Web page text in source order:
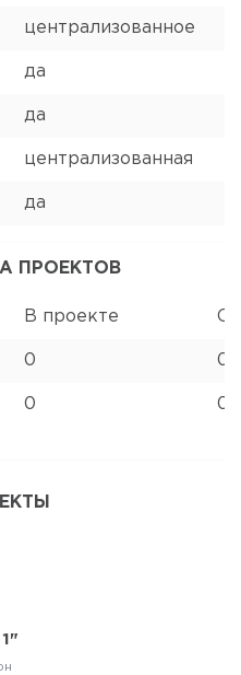
централизованное
да
да
централизованная
да
ПРОЕКТОВ
В проекте
0 0
0 0